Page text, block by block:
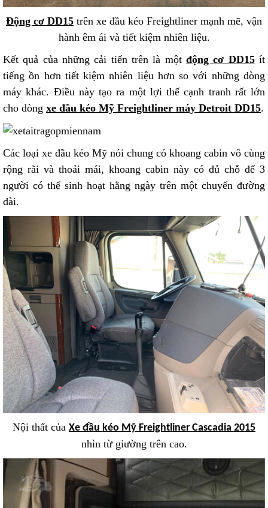
Động cơ DD15 trên xe đầu kéo Freightliner mạnh mẽ, vận
hành êm ái và tiết kiệm nhiên liệu.
Kết quả của những cải tiến trên là một động cơ DD15ít
tiếng ồn hơn tiết kiệm nhiên liệu hơn so với những dòng
máy khác. Điều này tạo ra một lợi thế cạnh tranh rất lớn
cho dòng xe đầu kéo Mỹ Freightliner máy Detroit DD15.
Các loại xe đầu kéo Mỹ nói chung có khoang cabin vô cùng
rộng rãi và thoải mái, khoang cabin này có đủ chỗ để 3
người có thể sinh hoạt hằng ngày trên một chuyến đường
dài.
Nội thất của Xe đầu kéo Mỹ Freightliner Cascadia 2015
nhìn từ giường trên cao.